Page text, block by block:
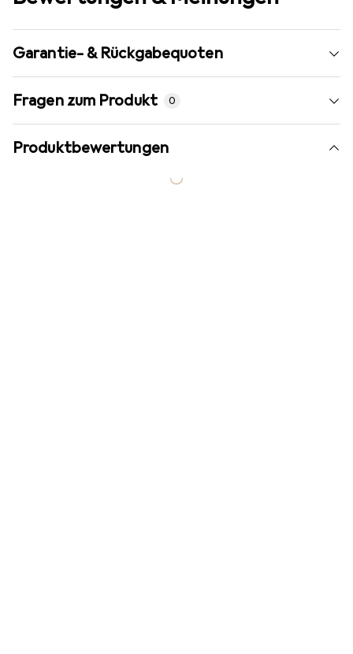
Garantie- & Rückgabequoten
Fragen zum Produkt 0
Produktbewertungen